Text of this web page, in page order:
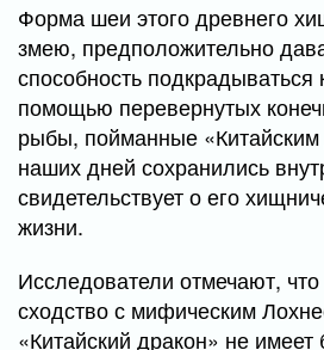
Форма шеи этого древнего
змею, предположительно
способность подкрадываться
помощью перевернутых
рыбы, пойманные
наших дней сохранились
свидетельствует о его
жизни.
Исследователи отмечают,
сходство с мифическим
«Китайский дракон» не имеет